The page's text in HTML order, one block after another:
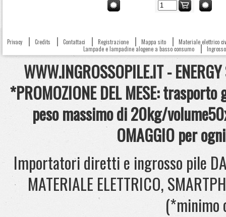
Privacy Credits Contattaci Registrazione Mappa sito
Materiale elettrico
Lampade e lampadine alogene a basso consumo
WWW.INGROSSOPILE.IT -
*PROMOZIONE DEL MESE:
peso massimo di 20kg/
OMAGGIO per
Importatori diretti e ingrosso pile
MATERIALE ELETTRICO,
(*minimo